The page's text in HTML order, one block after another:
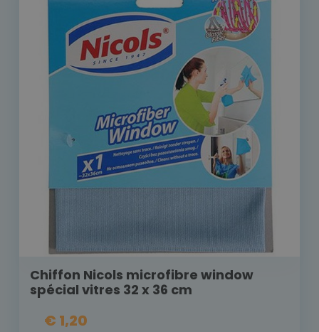
Chiffon Nicols microfibre window
spécial vitres 32 x 36 cm
€ 1,20